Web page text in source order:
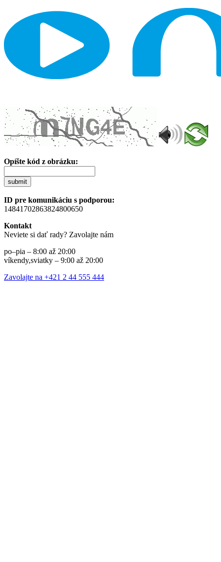
Opíšte kód z obrázku:
submit
ID pre komunikáciu s podporou:
14841702863824800650
Kontakt
Neviete si dať rady? Zavolajte nám
po–pia – 8:00 až 20:00
víkendy,sviatky – 9:00 až 20:00
Zavolajte na +421 2 44 555 444